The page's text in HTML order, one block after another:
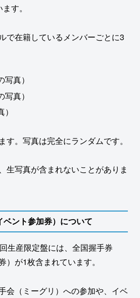
す。
で在籍しているメンバーごとに3
真）
真）
す。写真は完全にランダムです。
生写真が含まれないことがありま
ント参加券）について
生産限定盤には、全国握手券
）が1枚含まれています。
会（ミーグリ）への参加や、イベ